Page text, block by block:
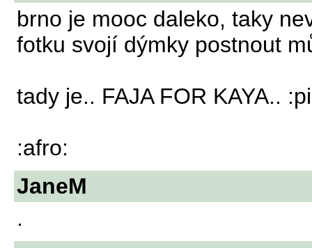
brno je mooc daleko, taky
fotku svojí dýmky postnout
tady je.. FAJA FOR KAYA..
:afro:
JaneM
.